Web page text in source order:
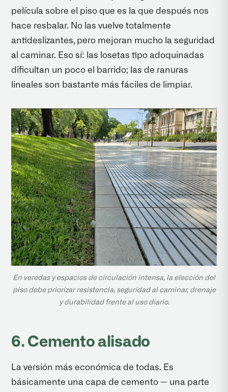
película sobre el piso que es la que después nos
hace resbalar. No las vuelve totalmente
antideslizantes, pero mejoran mucho la seguridad
al caminar. Eso sí: las losetas tipo adoquinadas
dificultan un poco el barrido; las de ranuras
lineales son bastante más fáciles de limpiar.
En veredas y espacios de circulación intensa, la elección del
piso debe priorizar resistencia, seguridad al caminar, drenaje
y durabilidad frente al uso diario.
6. Cemento alisado
La versión más económica de todas. Es
básicamente una capa de cemento — una parte